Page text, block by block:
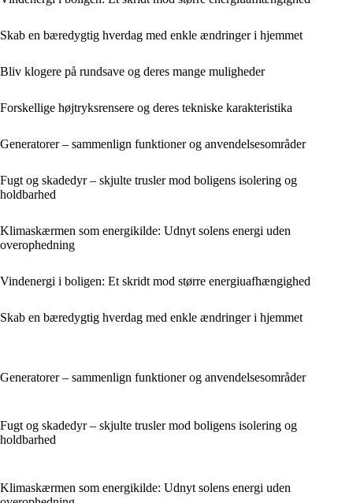
Skab en bæredygtig hverdag med enkle ændringer i hjemmet
Bliv klogere på rundsave og deres mange muligheder
Forskellige højtryksrensere og deres tekniske karakteristika
Generatorer – sammenlign funktioner og anvendelsesområder
Fugt og skadedyr – skjulte trusler mod boligens isolering og
holdbarhed
Klimaskærmen som energikilde: Udnyt solens energi uden
overophedning
Vindenergi i boligen: Et skridt mod større energiuafhængighed
Skab en bæredygtig hverdag med enkle ændringer i hjemmet
Generatorer – sammenlign funktioner og anvendelsesområder
Fugt og skadedyr – skjulte trusler mod boligens isolering og
holdbarhed
Klimaskærmen som energikilde: Udnyt solens energi uden